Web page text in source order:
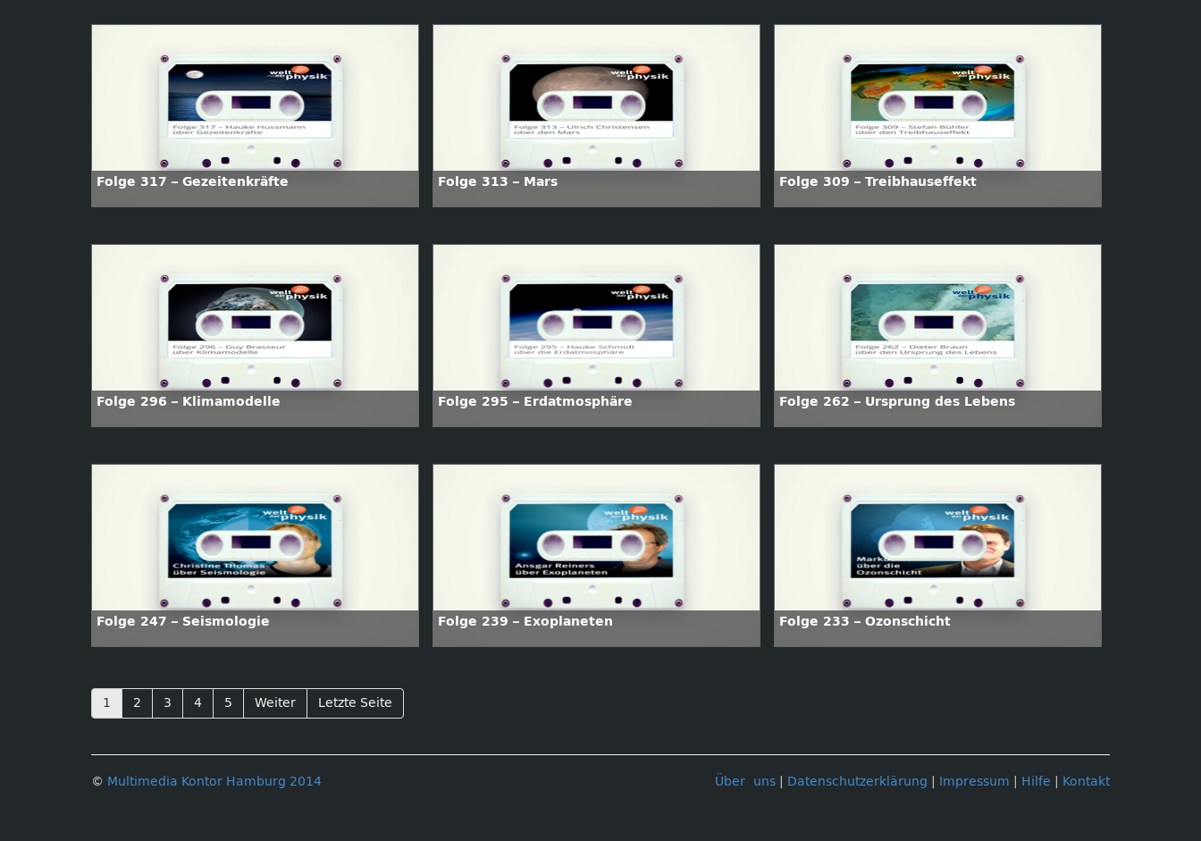
Folge 317 – Gezeitenkräfte Folge 313 – Mars Folge 309 – Treibhauseffekt
Folge 296 – Klimamodelle Folge 295 – Erdatmosphäre Folge 262 – Ursprung des Lebens
Folge 247 – Seismologie Folge 239 – Exoplaneten Folge 233 – Ozonschicht
1 2 3 4 5 Weiter Letzte Seite
Über uns Datenschutzerklärung Impressum Hilfe Kontakt
© Multimedia Kontor Hamburg 2014